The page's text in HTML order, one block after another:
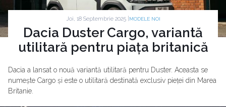
Joi, 18 Septembrie 2025 | MODELE NOI
Dacia Duster Cargo, variantă
utilitară pentru piața britanică
Dacia a lansat o nouă variantă utilitară pentru Duster. Aceasta se
numește Cargo și este o utilitară destinată exclusiv pieței din Marea
Britanie.